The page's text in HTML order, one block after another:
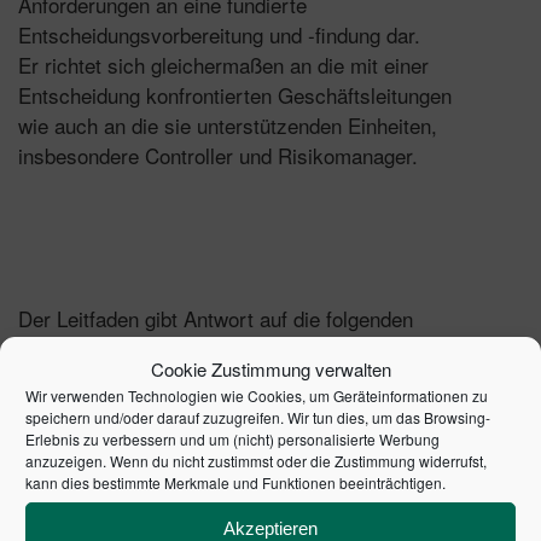
Cookie Zustimmung verwalten
Wir verwenden Technologien wie Cookies, um Geräteinformationen zu
speichern und/oder darauf zuzugreifen. Wir tun dies, um das Browsing-
Erlebnis zu verbessern und um (nicht) personalisierte Werbung
anzuzeigen. Wenn du nicht zustimmst oder die Zustimmung widerrufst,
kann dies bestimmte Merkmale und Funktionen beeinträchtigen.
Akzeptieren
Entscheidungsvorbereitung und -findung dar.
Er richtet sich gleichermaßen an die mit einer
Entscheidung konfrontierten Geschäftsleitungen
wie auch an die sie unterstützenden Einheiten,
insbesondere Controller und Risikomanager.
Der Leitfaden gibt Antwort auf die folgenden
Welche Anforderungen an
Unternehmensentscheidungen werden durch § 93
AktG „Business Judgement Rule" zur
Haftungsvermeidung von Führungskräften und